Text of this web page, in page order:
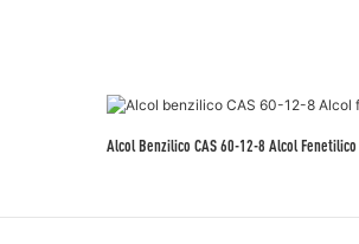
Alcol Benzilico CAS 60-12-8 Alcol Fenetilico